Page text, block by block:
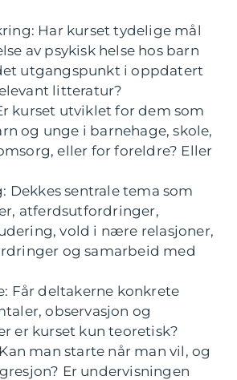
Har kurset tydelige mål
av psykisk helse hos barn
utgangspunkt i oppdatert
litteratur?
kurset utviklet for dem som
og unge i barnehage, skole,
eller for foreldre? Eller
Dekkes sentrale tema som
atferdsutfordringer,
vold i nære relasjoner,
og samarbeid med
Får deltakerne konkrete
observasjon og
er kurset kun teoretisk?
man starte når man vil, og
Er undervisningen